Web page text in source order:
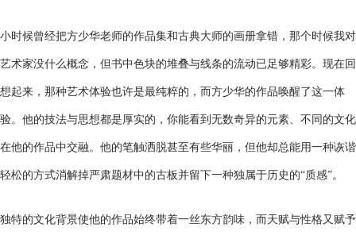
小时候曾经把方少华老师的作品集和古典大师的画册拿错，那个时候我对
艺术家没什么概念，但书中色块的堆叠与线条的流动已足够精彩。现在回
想起来，那种艺术体验也许是最纯粹的，而方少华的作品唤醒了这一体
验。他的技法与思想都是厚实的，你能看到无数奇异的元素、不同的文化
在他的作品中交融。他的笔触洒脱甚至有些华丽，但他却总能用一种诙谐
轻松的方式消解掉严肃题材中的古板并留下一种独属于历史的“质感”。
独特的文化背景使他的作品始终带着一丝东方韵味，而天赋与性格又赋予